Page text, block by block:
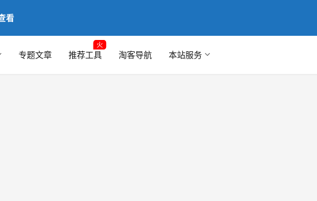
看
专题文章 推荐工具
火
淘客导航 本站服务